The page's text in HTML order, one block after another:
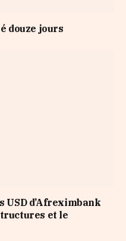
douze jours
USD d’Afreximbank
et le